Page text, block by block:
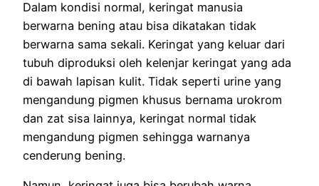
Dalam kondisi normal, keringat manusia
berwarna bening atau bisa dikatakan tidak
berwarna sama sekali. Keringat yang keluar dari
tubuh diproduksi oleh kelenjar keringat yang ada
di bawah lapisan kulit. Tidak seperti urine yang
mengandung pigmen khusus bernama urokrom
dan zat sisa lainnya, keringat normal tidak
mengandung pigmen sehingga warnanya
cenderung bening.